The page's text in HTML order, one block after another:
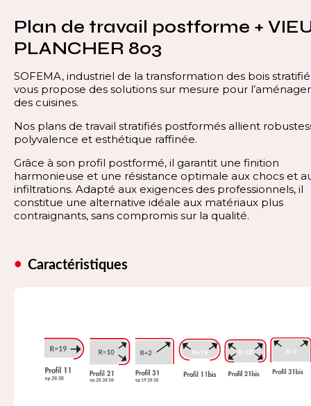
Plan de travail postforme +
PLANCHER 803
SOFEMA, industriel de la transformation des bois
vous propose des solutions sur mesure pour
des cuisines.
Nos plans de travail stratifiés postformés allient
polyvalence et esthétique raffinée.
Grâce à son profil postformé, il garantit une finition
harmonieuse et une résistance optimale aux chocs et
infiltrations. Adapté aux exigences des professionnels, il
constitue une alternative idéale aux matériaux plus
contraignants, sans compromis sur la qualité.
Caractéristiques